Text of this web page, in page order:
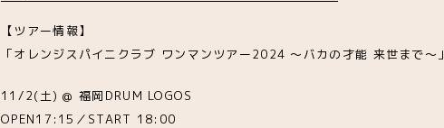
【ツアー情報】
「オレンジスパイニクラブ ワンマンツアー2024 ～バカの才能 来世まで～」
11/2(土) @ 福岡DRUM LOGOS
OPEN17:15／START 18:00